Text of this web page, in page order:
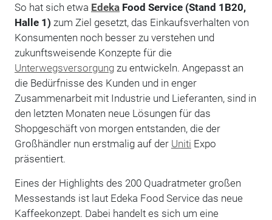
So hat sich etwa EdekaFood Service (Stand 1B20,
Halle 1) zum Ziel gesetzt, das Einkaufsverhalten von
Konsumenten noch besser zu verstehen und
zukunftsweisende Konzepte für die
Unterwegsversorgungzu entwickeln. Angepasst an
die Bedürfnisse des Kunden und in enger
Zusammenarbeit mit Industrie und Lieferanten, sind in
den letzten Monaten neue Lösungen für das
Shopgeschäft von morgen entstanden, die der
Großhändler nun erstmalig auf der Uniti Expo
präsentiert.
Eines der Highlights des 200 Quadratmeter großen
Messestands ist laut Edeka Food Service das neue
Kaffeekonzept. Dabei handelt es sich um eine